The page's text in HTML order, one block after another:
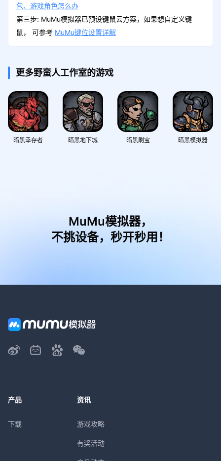
包、游戏角色怎么办
第三步: MuMu模拟器已预设键鼠云方案，如果想自定义键
鼠， 可参考 MuMu键位设置详解
更多野蛮人工作室的游戏
暗黑幸存者 暗黑地下城 暗黑刷宝 暗黑模拟器
MuMu模拟器，
不挑设备，秒开秒用！
产品
下载
资讯
游戏攻略
有奖活动